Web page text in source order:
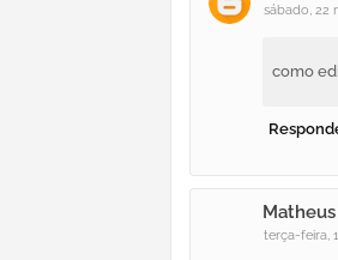
sábado, 22
como
Matheus
terça-feira,